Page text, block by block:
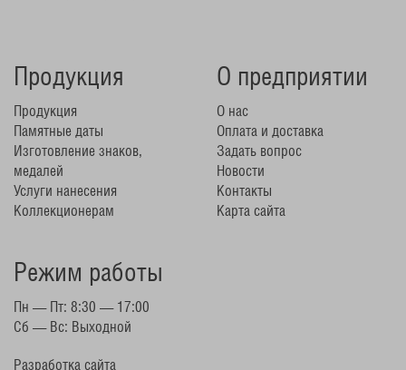
Продукция
Продукция
Памятные даты
Изготовление знаков,
медалей
Услуги нанесения
Коллекционерам
О предприятии
О нас
Оплата и доставка
Задать вопрос
Новости
Контакты
Карта сайта
Режим работы
Пн — Пт: 8:30 — 17:00
Сб — Вс: Выходной
Разработка сайта